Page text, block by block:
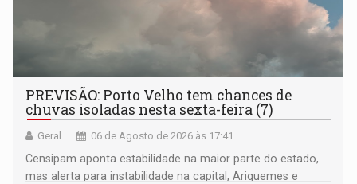
PREVISÃO: Porto Velho tem chances de
chuvas isoladas nesta sexta-feira (7)
Geral 06 de Agosto de 2026 às 17:41
Censipam aponta estabilidade na maior parte do estado,
mas alerta para instabilidade na capital, Ariquemes e